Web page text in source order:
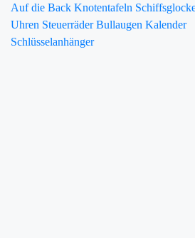
Auf die Back Knotentafeln
Uhren SteuerräderBullaugen Kalender
Schlüsselanhänger